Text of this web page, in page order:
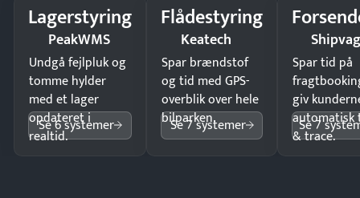
Lagerstyring
PeakWMS
Undgå fejlpluk og
tomme hylder
med et lager
opdateret i
realtid.
Se 6 systemer
Flådestyring
Keatech
Spar brændstof
og tid med GPS-
overblik over hele
bilparken.
Se 7 systemer
Spar tid på
giv
automatisk
& trace.
Se 7